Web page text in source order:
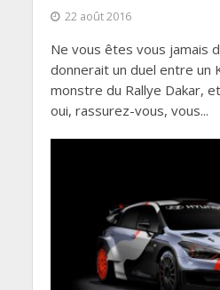
22 août 2016
Ne vous êtes vous jamais
donnerait un duel entre un
monstre du Rallye Dakar,
oui, rassurez-vous, vous...